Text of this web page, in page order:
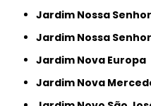
Jardim Nossa
Jardim Nossa
Jardim Nova Europa
Jardim Nova